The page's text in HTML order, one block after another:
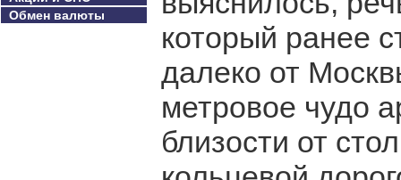
Обмен валюты
который ранее
далеко от
метровое чудо
близости от